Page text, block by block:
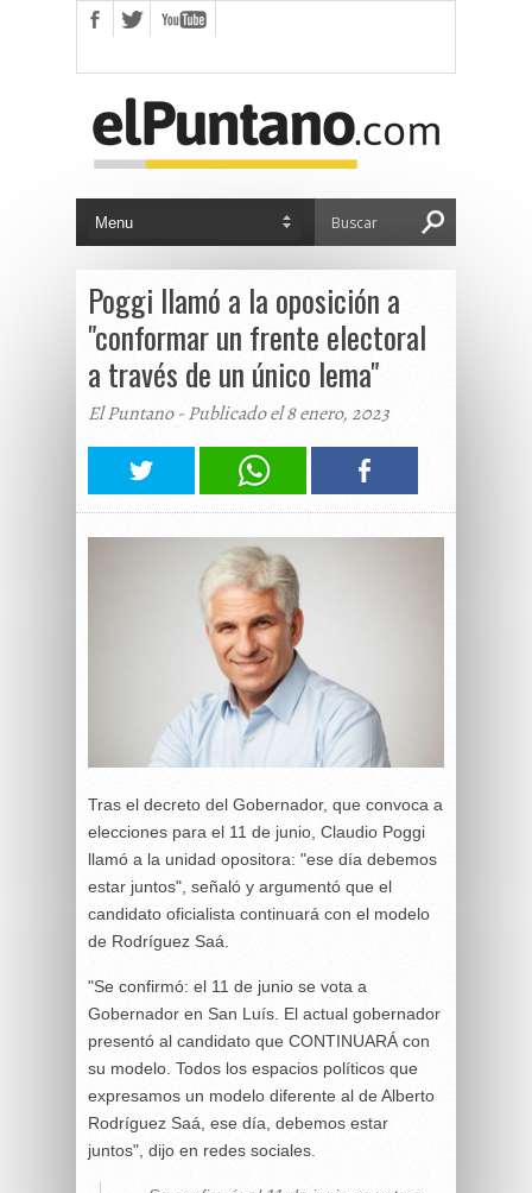
Poggi llamó a la oposición a
"conformar un frente electoral
a través de un único lema"
El Puntano - Publicado el 8 enero, 2023
Tras el decreto del Gobernador, que convoca a
elecciones para el 11 de junio, Claudio Poggi
llamó a la unidad opositora: "ese día debemos
estar juntos", señaló y argumentó que el
candidato oficialista continuará con el modelo
de Rodríguez Saá.
"Se confirmó: el 11 de junio se vota a
Gobernador en San Luís. El actual gobernador
presentó al candidato que CONTINUARÁ con
su modelo. Todos los espacios políticos que
expresamos un modelo diferente al de Alberto
Rodríguez Saá, ese día, debemos estar
juntos", dijo en redes sociales.